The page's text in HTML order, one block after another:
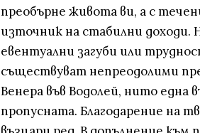
преобърне живота ви, а с
източник на стабилни доходи.
евентуални загуби или
съществуват непреодолими
Венера във Водолей, нито една
пропусната. Благодарение на